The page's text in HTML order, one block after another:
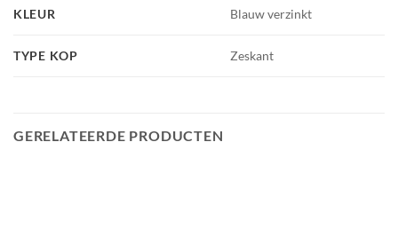
KLEUR Blauw verzinkt
TYPE KOP Zeskant
GERELATEERDE PRODUCTEN